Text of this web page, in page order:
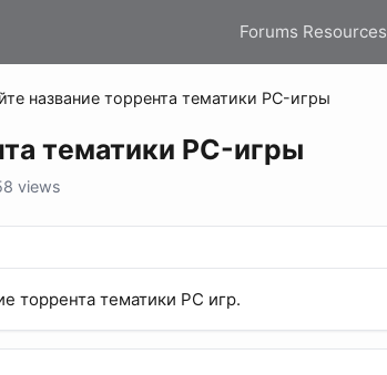
Forums Resources
название торрента тематики PC-игры
тематики PC-игры
views
торрента тематики PC игр.